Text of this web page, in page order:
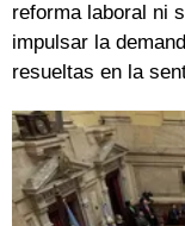
reforma laboral ni
impulsar la
resueltas en la